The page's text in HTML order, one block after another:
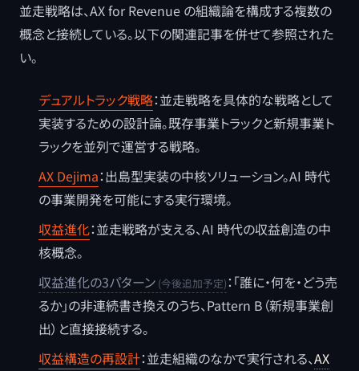
並走戦略は、AX for Revenue の組織論を構成する複数の
概念と接続している。以下の関連記事を併せて参照された
い。
デュアルトラック戦略：並走戦略を具体的な戦略として
実装するための設計論。既存事業トラックと新規事業ト
ラックを並列で運営する戦略。
AX Dejima：出島型実装の中核ソリューション。AI 時代
の事業開発を可能にする実行環境。
収益進化：並走戦略が支える、AI 時代の収益創造の中
核概念。
収益進化の3パターン
：「誰に・何を・どう売
るか」の非連続書き換えのうち、Pattern B（新規事業創
出）と直接接続する。
収益構造の再設計：並走組織のなかで実行される、AX